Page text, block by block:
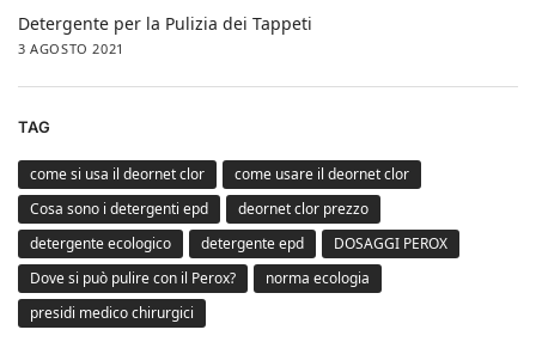
Detergente per la Pulizia dei Tappeti
3 AGOSTO 2021
TAG
come si usa il deornet clor
come usare il deornet clor
Cosa sono i detergenti epd
deornet clor prezzo
detergente ecologico
detergente epd
DOSAGGI PEROX
Dove si può pulire con il Perox?
norma ecologia
presidi medico chirurgici